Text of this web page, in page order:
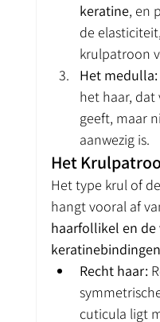
keratine, en
de
krulpatroon
Het medulla:
het haar,
geeft, maar
aanwezig is.
Het
Het type krul of
hangt vooral af
haarfollikel en de
Recht haar:
cuticula ligt